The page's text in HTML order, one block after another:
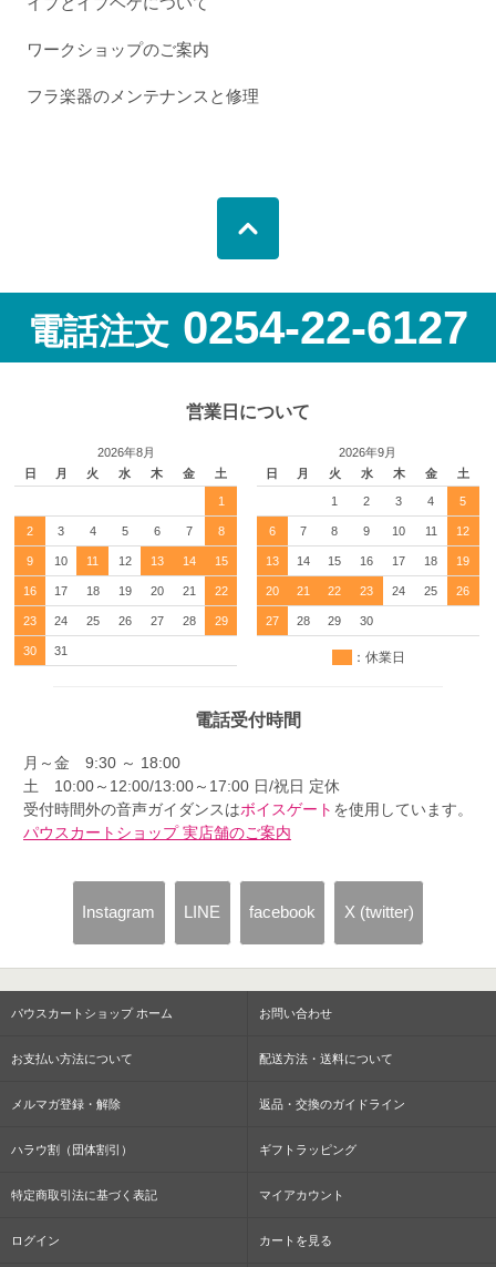
ワークショップのご案内
フラ楽器のメンテナンスと修理
電話注文 0254-22-6127
営業日について
2026年8月
日
月 火 水 木 金 土
1
2 3 4 5 6 7 8
9 10 11 12 13 14 15
16 17 18 19 20 21 22
23 24 25 26 27 28 29
30 31
2026年9月
日
月 火 水 木 金 土
1 2 3 4 5
6 7 8 9 10 11 12
13 14 15 16 17 18 19
20 21 22 23 24 25 26
27 28 29 30
：休業日
電話受付時間
月～金 9:30 ～ 18:00
土 10:00～12:00/13:00～17:00 日/祝日 定休
受付時間外の音声ガイダンスはボイスゲート を使用しています。
パウスカートショップ 実店舗のご案内
Instagram LINE facebook X (twitter)
パウスカートショップ ホーム お問い合わせ
お支払い方法について 配送方法・送料について
メルマガ登録・解除 返品・交換のガイドライン
ハラウ割（団体割引） ギフトラッピング
特定商取引法に基づく表記 マイアカウント
ログイン カートを見る